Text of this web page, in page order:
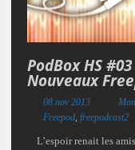
PodBox HS
Nouveaux
08 nov 2013
Freepod, freepodcast2
L’espoir renait les